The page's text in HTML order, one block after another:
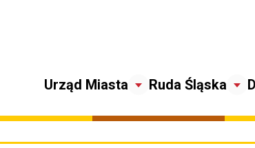
Urząd Miasta Ruda Śląska